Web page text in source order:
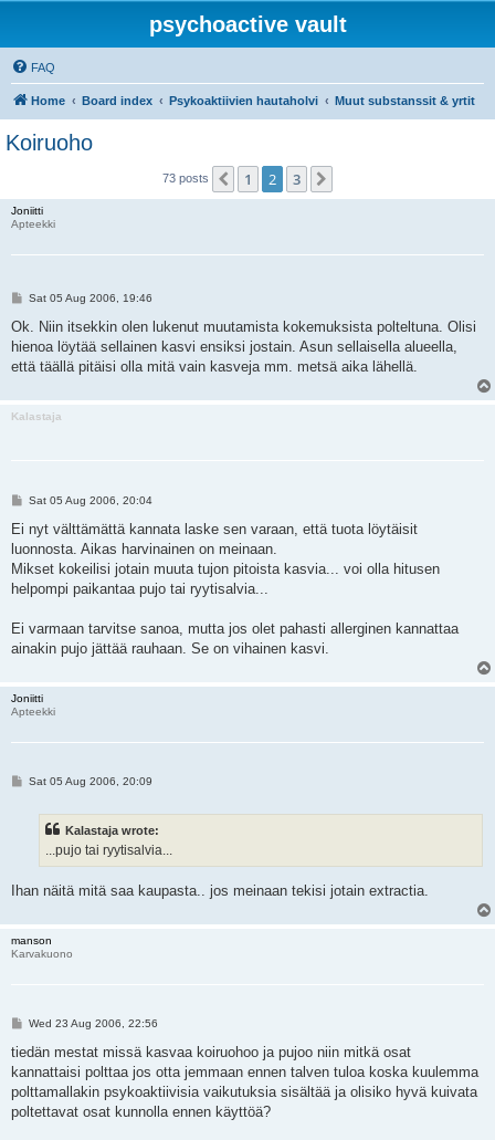
psychoactive vault
FAQ
Home Board index Psykoaktiivien hautaholvi Muut substanssit & yrtit
Koiruoho
73 posts Previous
1 2 3
Joniitti
Apteekki
P
s
Sat 05 Aug 2006, 19:46
Ok. Niin itsekkin olen lukenut muutamista kokemuksista polteltuna. Olisi
hienoa löytää sellainen kasvi ensiksi jostain. Asun sellaisella alueella,
että täällä pitäisi olla mitä vain kasveja mm. metsä aika lähellä.
Kalastaja
PSat 05 Aug 2006, 20:04
Ei nyt välttämättä kannata laske sen varaan, että tuota löytäisit
luonnosta. Aikas harvinainen on meinaan.
Mikset kokeilisi jotain muuta tujon pitoista kasvia... voi olla hitusen
helpompi paikantaa pujo tai ryytisalvia...
Ei varmaan tarvitse sanoa, mutta jos olet pahasti allerginen kannattaa
ainakin pujo jättää rauhaan. Se on vihainen kasvi.
Joniitti
Apteekki
PSat 05 Aug 2006, 20:09
Kalastaja wrote:
...pujo tai ryytisalvia...
Ihan näitä mitä saa kaupasta.. jos meinaan tekisi jotain extractia.
manson
Karvakuono
P
s
Wed 23 Aug 2006, 22:56
tiedän mestat missä kasvaa koiruohoo ja pujoo niin mitkä osat
kannattaisi polttaa jos otta jemmaan ennen talven tuloa koska kuulemma
polttamallakin psykoaktiivisia vaikutuksia sisältää ja olisiko hyvä kuivata
poltettavat osat kunnolla ennen käyttöä?